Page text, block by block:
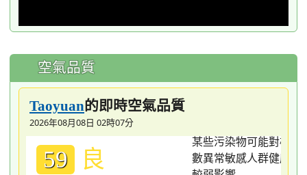
空氣品質
Taoyuan的即時空氣品質
2026年08月08日 02時07分
59 良